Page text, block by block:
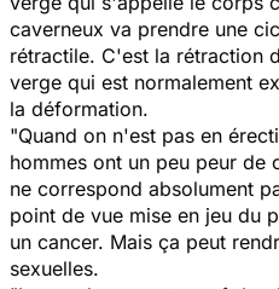
caverneux va prendre une
rétractile. C'est la rétraction
verge qui est normalement
la déformation.
"Quand on n'est pas en
hommes ont un peu peur de
ne correspond absolument
point de vue mise en jeu du
un cancer. Mais ça peut
sexuelles.